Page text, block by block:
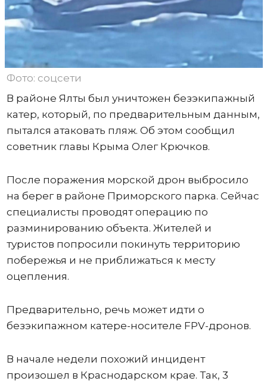
Фото: соцсети
В районе Ялты был уничтожен безэкипажный
катер, который, по предварительным данным,
пытался атаковать пляж. Об этом сообщил
советник главы Крыма Олег Крючков.
После поражения морской дрон выбросило
на берег в районе Приморского парка. Сейчас
специалисты проводят операцию по
разминированию объекта. Жителей и
туристов попросили покинуть территорию
побережья и не приближаться к месту
оцепления.
Предварительно, речь может идти о
безэкипажном катере-носителе FPV-дронов.
В начале недели похожий инцидент
произошел в Краснодарском крае. Так, 3